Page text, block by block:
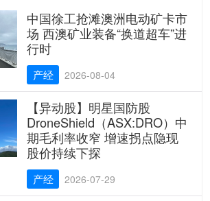
中国徐工抢滩澳洲电动矿卡市
场 西澳矿业装备“换道超车”进
行时
产经 2026-08-04
【异动股】明星国防股
DroneShield（ASX:DRO）中
期毛利率收窄 增速拐点隐现
股价持续下探
产经 2026-07-29